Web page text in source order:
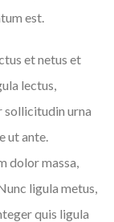
est.
et netus et
lectus,
sollicitudin urna
ut ante.
dolor massa,
ligula metus,
quis ligula